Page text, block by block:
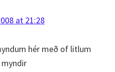
at 21:28
hér með of litlum